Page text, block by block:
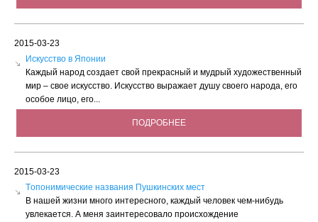
2015-03-23
Искусство в Японии
Каждый народ создает свой прекрасный и мудрый художественный
мир – свое искусство. Искусство выражает душу своего народа, его
особое лицо, его...
ПОДРОБНЕЕ
2015-03-23
Tопонимические названия Пушкинских мест
В нашей жизни много интересного, каждый человек чем-нибудь
увлекается. А меня заинтересовало происхождение